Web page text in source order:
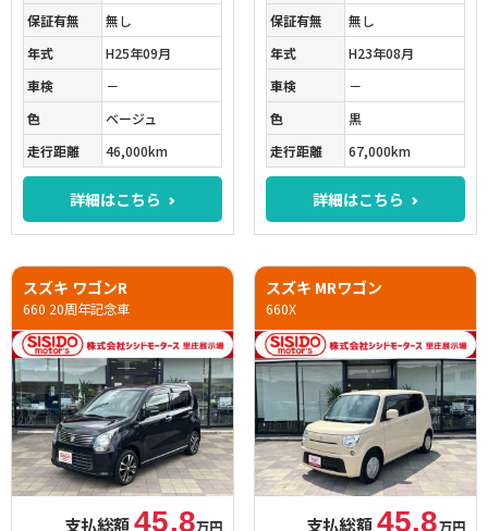
保証有無
無し
年式
H25年09月
車検
－
色
ベージュ
走行距離
46,000km
詳細はこちら
保証有無
無し
年式
H23年08月
車検
－
色
黒
走行距離
67,000km
詳細はこちら
スズキ ワゴンR
660 20周年記念車
支払総額45.8万円
スズキ MRワゴン
660X
支払総額45.8万円